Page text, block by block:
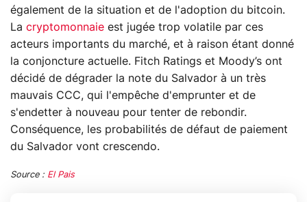
également de la situation et de l'adoption du bitcoin.
La cryptomonnaie est jugée trop volatile par ces
acteurs importants du marché, et à raison étant donné
la conjoncture actuelle. Fitch Ratings et Moody’s ont
décidé de dégrader la note du Salvador à un très
mauvais CCC, qui l'empêche d'emprunter et de
s'endetter à nouveau pour tenter de rebondir.
Conséquence, les probabilités de défaut de paiement
du Salvador vont crescendo.
Source : El Pais